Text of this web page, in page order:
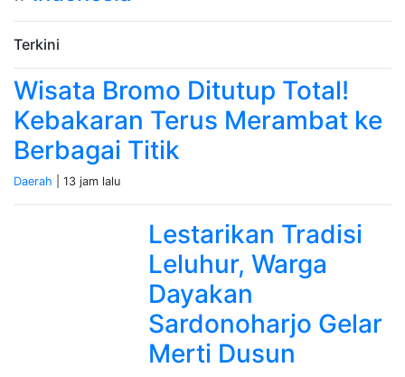
Terkini
Wisata Bromo Ditutup Total!
Kebakaran Terus Merambat ke
Berbagai Titik
Daerah | 13 jam lalu
Lestarikan Tradisi
Leluhur, Warga
Dayakan
Sardonoharjo Gelar
Merti Dusun